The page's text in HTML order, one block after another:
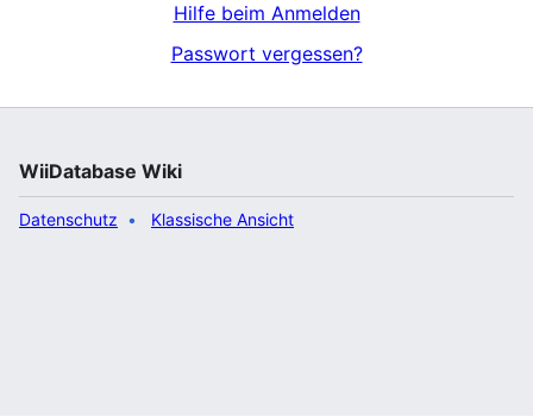
Hilfe beim Anmelden
Passwort vergessen?
WiiDatabase Wiki
Datenschutz Klassische Ansicht